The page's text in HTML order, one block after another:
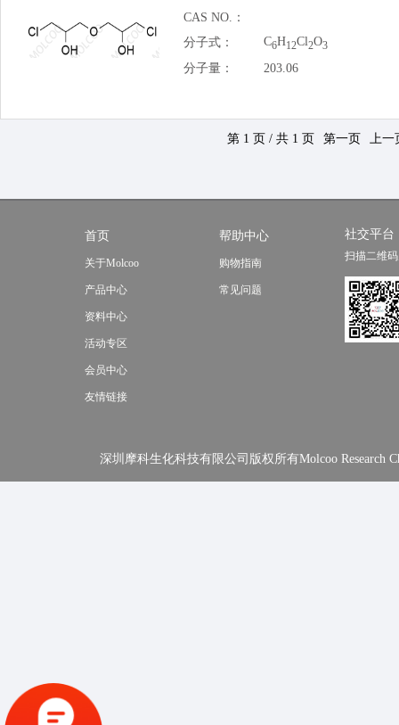
CAS NO.：
分子式：
C6H12Cl2O3
分子量： 203.06
第 1 页 / 共 1 页 第一页 上一
首页
关于Molcoo
产品中心
资料中心
活动专区
会员中心
友情链接
帮助中心
购物指南
常见问题
社交平台
扫描二维
深圳摩科生化科技有限公司版权所有Molcoo Research